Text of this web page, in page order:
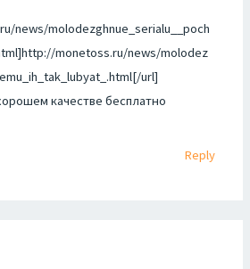
news/molodezghnue_serialu__poch
monetoss.ru/news/molodez
url]
качестве бесплатно
Reply